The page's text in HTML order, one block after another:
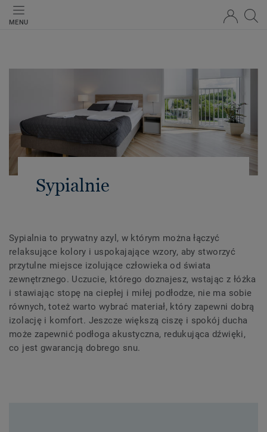
MENU
Sypialnie
Sypialnia to prywatny azyl, w którym można łączyć
relaksujące kolory i uspokajające wzory, aby stworzyć
przytulne miejsce izolujące człowieka od świata
zewnętrznego. Uczucie, którego doznajesz, wstając z łóżka
i stawiając stopę na ciepłej i miłej podłodze, nie ma sobie
równych, toteż warto wybrać materiał, który zapewni dobrą
izolację i komfort. Jeszcze większą ciszę i spokój ducha
może zapewnić podłoga akustyczna, redukująca dźwięki,
co jest gwarancją dobrego snu.